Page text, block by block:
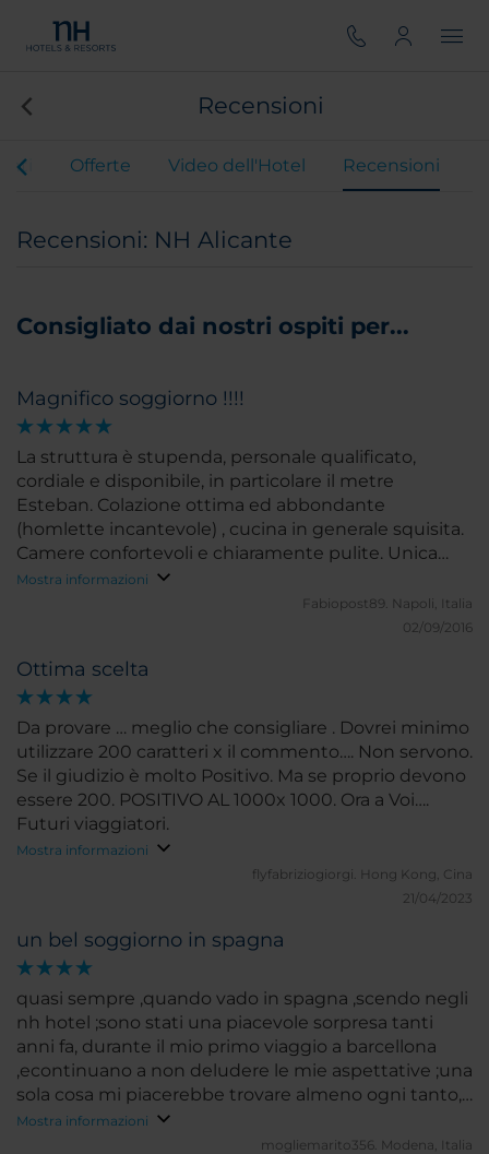
Recensioni
Offerte Video dell'Hotel Recensioni
Recensioni: NH Alicante
Consigliato dai nostri ospiti per...
Magnifico soggiorno !!!!
La struttura è stupenda, personale qualificato,
cordiale e disponibile, in particolare il metre
Esteban. Colazione ottima ed abbondante
(homlette incantevole) , cucina in generale squisita.
Camere confortevoli e chiaramente pulite. Unica
pecca un po' distante dal centro, circa 10 minuti di
brillantemente rilassante, con il supporto della spa.
Mostra informazioni
Fabiopost89. Napoli, Italia
02/09/2016
Ottima scelta
Da provare … meglio che consigliare . Dovrei minimo
utilizzare 200 caratteri x il commento…. Non servono.
Se il giudizio è molto Positivo. Ma se proprio devono
essere 200. POSITIVO AL 1000x 1000. Ora a Voi….
Futuri viaggiatori.
Mostra informazioni
flyfabriziogiorgi. Hong Kong, Cina
21/04/2023
un bel soggiorno in spagna
quasi sempre ,quando vado in spagna ,scendo negli
nh hotel ;sono stati una piacevole sorpresa tanti
anni fa, durante il mio primo viaggio a barcellona
,econtinuano a non deludere le mie aspettative ;una
sola cosa mi piacerebbe trovare almeno ogni tanto,
le scritture esplicative dei vari servizi ,,dalla
cassaforte ,al garage ,o altri accessori simili ,anche in
Mostra informazioni
mogliemarito356. Modena, Italia